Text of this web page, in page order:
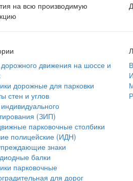
на всю производимую
движения на шоссе и
дорожные для парковки
стен и углов
(ЗИП)
парковочные столбики
полицейские (ИДН)
знаки
балки
парковочные
для дорог